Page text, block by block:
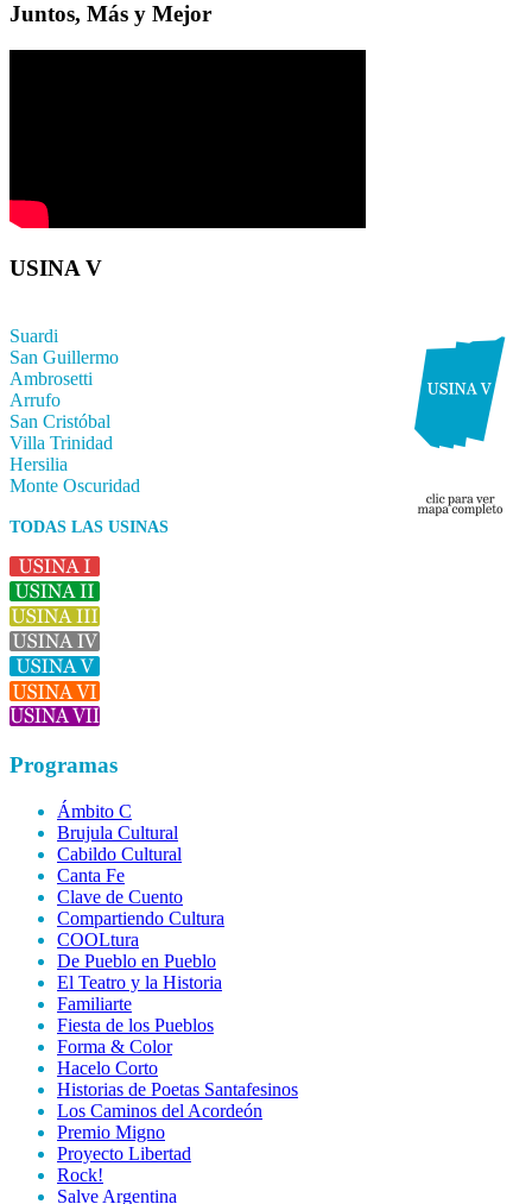
Juntos, Más y Mejor
USINA V
Suardi
San Guillermo
Ambrosetti
Arrufo
San Cristóbal
Villa Trinidad
Hersilia
Monte Oscuridad
TODAS LAS USINAS
Programas
Ámbito C
Brujula Cultural
Cabildo Cultural
Canta Fe
Clave de Cuento
Compartiendo Cultura
COOLtura
De Pueblo en Pueblo
El Teatro y la Historia
Familiarte
Fiesta de los Pueblos
Forma & Color
Hacelo Corto
Historias de Poetas Santafesinos
Los Caminos del Acordeón
Premio Migno
Proyecto Libertad
Rock!
Salve Argentina